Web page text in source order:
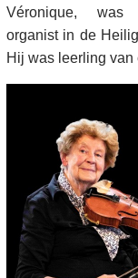
Véronique, was
organist in de
Hij was leerling van